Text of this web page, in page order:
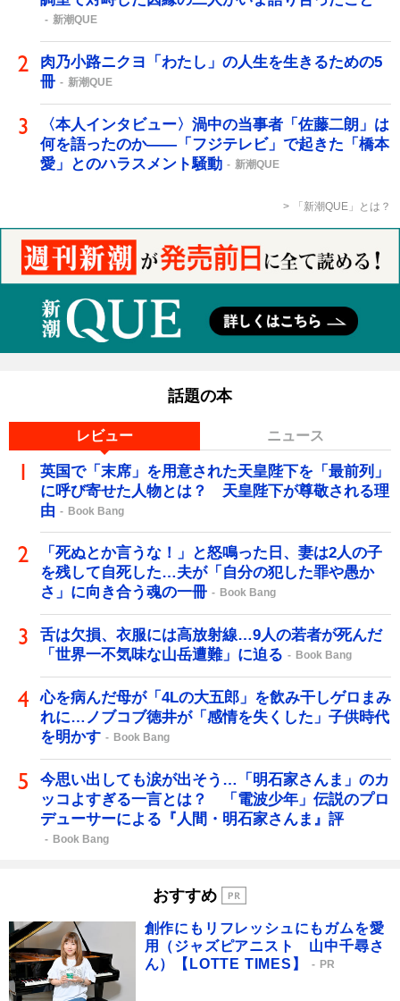
新潮QUE
肉乃小路ニクヨ「わたし」の人生を生きるための5
冊
新潮QUE
〈本人インタビュー〉渦中の当事者「佐藤二朗」は
何を語ったのか――「フジテレビ」で起きた「橋本
愛」とのハラスメント騒動
新潮QUE
「新潮QUE」とは？
話題の本
レビュー ニュース
英国で「末席」を用意された天皇陛下を「最前列」
に呼び寄せた人物とは？ 天皇陛下が尊敬される理
由
Book Bang
「死ぬとか言うな！」と怒鳴った日、妻は2人の子
を残して自死した…夫が「自分の犯した罪や愚か
さ」に向き合う魂の一冊
Book Bang
舌は欠損、衣服には高放射線…9人の若者が死んだ
「世界一不気味な山岳遭難」に迫る
Book Bang
心を病んだ母が「4Lの大五郎」を飲み干しゲロまみ
れに…ノブコブ徳井が「感情を失くした」子供時代
を明かす
Book Bang
今思い出しても涙が出そう…「明石家さんま」のカ
ッコよすぎる一言とは？ 「電波少年」伝説のプロ
デューサーによる『人間・明石家さんま』評
Book Bang
おすすめ
創作にもリフレッシュにもガムを愛
用（ジャズピアニスト 山中千尋さ
ん）【LOTTE TIMES】
PR